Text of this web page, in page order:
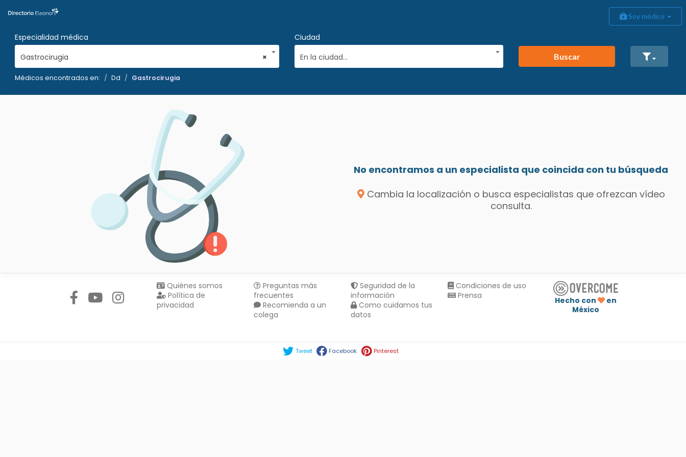
Soy médico
Especialidad médica
×
Gastrocirugia
Ciudad
En la ciudad...
Buscar
Médicos encontrados en: Dd Gastrocirugia
No encontramos a un especialista que coincida con tu búsqueda
Cambia la localización o busca especialistas que ofrezcan vídeo
consulta.
Quiénes somos
Política de
privacidad
Preguntas más
frecuentes
Recomienda a un
colega
Seguridad de la
información
Como cuidamos tus
datos
Condiciones de uso
Prensa
Hecho con
en
México
Tweet Facebook Pinterest